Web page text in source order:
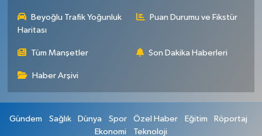
Beyoğlu Trafik Yoğunluk
Haritası
Puan Durumu ve Fikstür
Tüm Manşetler Son Dakika Haberleri
Haber Arşivi
Gündem Sağlık Dünya Spor Özel Haber Eğitim
Röportaj
Ekonomi
Teknoloji